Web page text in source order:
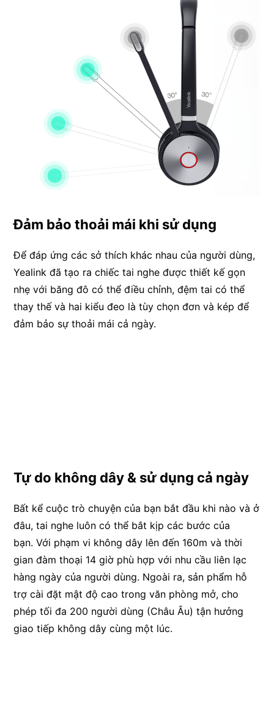
Đảm bảo thoải mái khi sử dụng
Để đáp ứng các sở thích khác nhau của người dùng,
Yealink đã tạo ra chiếc tai nghe được thiết kế gọn
nhẹ với băng đô có thể điều chỉnh, đệm tai có thể
thay thế và hai kiểu đeo là tùy chọn đơn và kép để
đảm bảo sự thoải mái cả ngày.
Tự do không dây & sử dụng cả ngày
Bất kể cuộc trò chuyện của bạn bắt đầu khi nào và ở
đâu, tai nghe luôn có thể bắt kịp các bước của
bạn. Với phạm vi không dây lên đến 160m và thời
gian đàm thoại 14 giờ phù hợp với nhu cầu liên lạc
hàng ngày của người dùng. Ngoài ra, sản phẩm hỗ
trợ cài đặt mật độ cao trong văn phòng mở, cho
phép tối đa 200 người dùng (Châu Âu) tận hưởng
giao tiếp không dây cùng một lúc.